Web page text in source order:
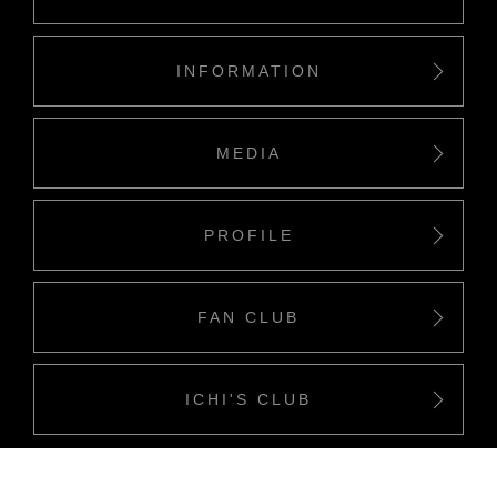
INFORMATION
MEDIA
PROFILE
FAN CLUB
ICHI'S CLUB